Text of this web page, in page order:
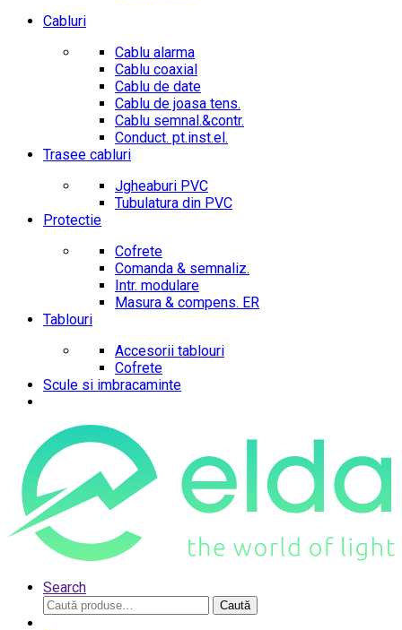
Cabluri
Cablu alarma
Cablu coaxial
Cablu de date
Cablu de joasa tens.
Cablu semnal.&contr.
Conduct. pt.inst.el.
Trasee cabluri
Jgheaburi PVC
Tubulatura din PVC
Protectie
Cofrete
Comanda & semnaliz.
Intr. modulare
Masura & compens. ER
Tablouri
Accesorii tablouri
Cofrete
Scule si imbracaminte
Search
Caută
după:
Caută